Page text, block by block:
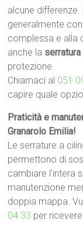
alcune differenze.
generalmente
complessa e alla
anche la
protezione.
Chiamaci al 051
capire quale
Praticità e
Granarolo Emilia!
Le serrature a
permettono di
cambiare l’intera
manutenzione
doppia mappa.
04 33 per